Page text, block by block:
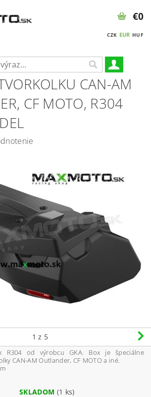
CZK EUR HUF
€0
CAN-AM
CF MOTO, R304
1 z 5
R304 od výrobcu GKA. Box je špeciálne
CAN-AM Outlander, CF MOTO a iné.
SKLADOM (1 ks)